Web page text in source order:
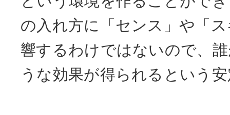
の入れ方に「センス」や「
響するわけではないので、
うな効果が得られるという